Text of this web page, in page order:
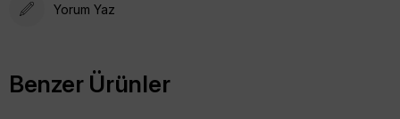
Yorum Yaz
Benzer Ürünler